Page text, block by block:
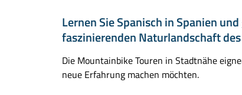
Lernen Sie Spanisch in Spanien
faszinierenden Naturlandschaft
Die Mountainbike Touren in Stadtnähe
neue Erfahrung machen möchten.